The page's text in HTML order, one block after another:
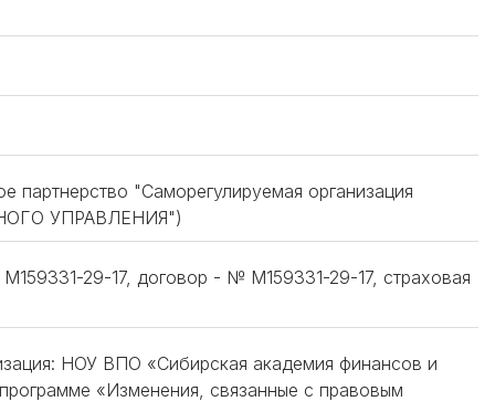
"Саморегулируемая организация
УПРАВЛЕНИЯ")
29-17, договор - № М159331-29-17, страховая
НОУ ВПО «Сибирская академия финансов и
«Изменения, связанные с правовым